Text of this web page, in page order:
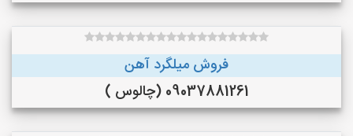
فروش میلگرد آهن
09037881261 (چالوس )